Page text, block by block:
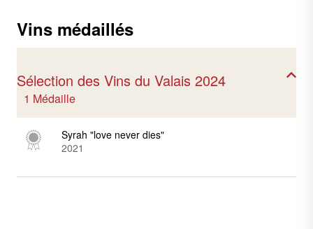
Vins médaillés
Sélection des Vins du Valais 2024
1 Médaille
Syrah "love never dies"
2021